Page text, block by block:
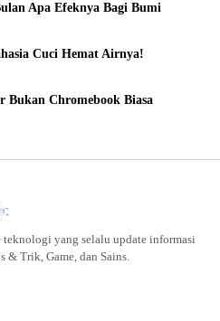
Apa Efeknya Bagi Bumi
Cuci Hemat Airnya!
Bukan Chromebook Biasa
yang selalu update informasi
& Trik, Game, dan Sains.